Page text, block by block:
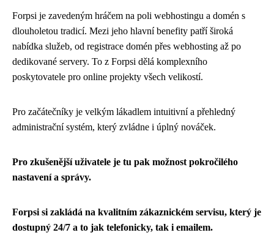
Forpsi je zavedeným hráčem na poli webhostingu a domén s
dlouholetou tradicí. Mezi jeho hlavní benefity patří široká
nabídka služeb, od registrace domén přes webhosting až po
dedikované servery. To z Forpsi dělá komplexního
poskytovatele pro online projekty všech velikostí.
Pro začátečníky je velkým lákadlem intuitivní a přehledný
administrační systém, který zvládne i úplný nováček.
Pro zkušenější uživatele je tu pak možnost pokročilého
nastavení a správy.
Forpsi si zakládá na kvalitním zákaznickém servisu, který je
dostupný 24/7 a to jak telefonicky, tak i emailem.